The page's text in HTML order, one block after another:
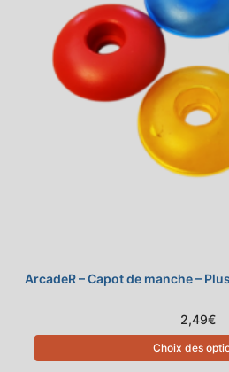
ArcadeR – Capot de manche –
2,49€
Choix des